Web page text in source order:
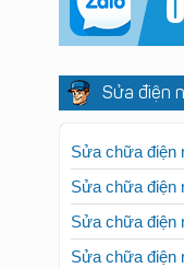
Sửa điện
Sửa chữa điện
Sửa chữa điện
Sửa chữa điện
Sửa chữa